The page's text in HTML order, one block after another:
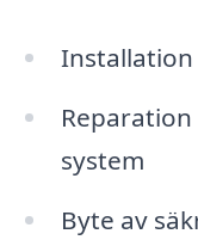
Installation
system
Byte av